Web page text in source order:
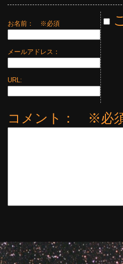
お名前： ※必須
メールアドレス：
URL:
コメント： ※必